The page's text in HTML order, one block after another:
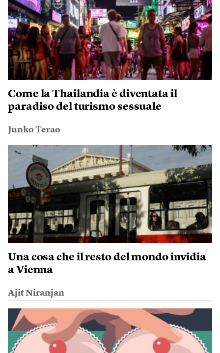
Come la Thailandia è diventata il
paradiso del turismo sessuale
Junko Terao
Una cosa che il resto del mondo invidia
a Vienna
Ajit Niranjan